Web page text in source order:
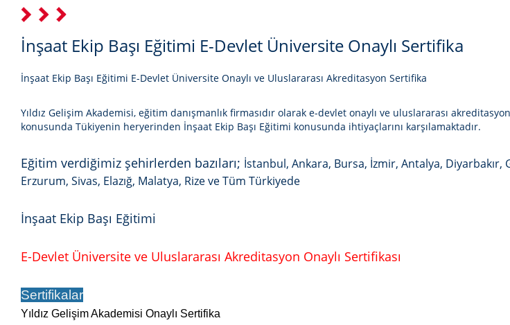
İnşaat Ekip Başı Eğitimi E-Devlet Üniversite Onaylı Sertifika
İnşaat Ekip Başı Eğitimi E-Devlet Üniversite Onaylı ve Uluslararası Akreditasyon Sertifika
Yıldız Gelişim Akademisi, eğitim danışmanlık firmasıdır olarak e-devlet onaylı ve uluslararası
konusunda Tükiyenin heryerinden İnşaat Ekip Başı Eğitimi konusunda ihtiyaçlarını karşılamaktadır.
Eğitim verdiğimiz şehirlerden bazıları; İstanbul, Ankara, Bursa, İzmir, Antalya, Diyarbakır,
Erzurum, Sivas, Elazığ, Malatya, Rize ve Tüm Türkiyede
İnşaat Ekip Başı Eğitimi
E-Devlet Üniversite ve Uluslararası Akreditasyon Onaylı Sertifikası
Sertifikalar
Yıldız Gelişim Akademisi Onaylı Sertifika